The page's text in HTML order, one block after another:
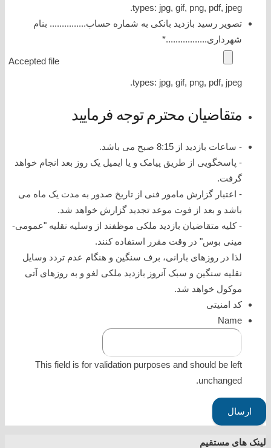
types: jpg, gif, png, pdf, jpeg.
تصویر رسید بازدید بانکی به شماره حساب............... بنام
شهرداری.................*
Accepted file
types: jpg, gif, png, pdf, jpeg.
متقاضیان محترم توجه فرمایید
- ساعات بازدید از 8:15 صبح می باشد.
- پاسخگویی از طریق پیامک و یا ایمیل یک روز بعد انجام خواهد
گرفت.
- اعتبار گزارش مامور فنی از تاریخ صدور به مدت یک ماه می
باشد و بعد از فوت موعد تجدید گزارش خواهد شد.
- کلیه متقاضیان بازدید ملکی موظفند از وسلیه نقلیه "عمومی-
مینی بوس" در وقت مقرر استفاده کنند.
لذا در روزهای بارانی، برف سنگین و هنگام عدم تردد وسایل
نقلیه سنگین و سبک آنروز بازدید ملکی لغو و به روزهای آتی
موکول خواهد شد.
کد امنیتی
Name
This field is for validation purposes and should be left
unchanged.
لینک های مستقیم